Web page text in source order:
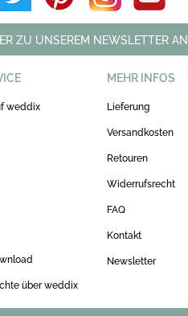
ZU UNSEREM NEWSLETTER
weddix
über weddix
MEHR INFOS
Lieferung
Versandkosten
Retouren
Widerrufsrecht
FAQ
Kontakt
Newsletter